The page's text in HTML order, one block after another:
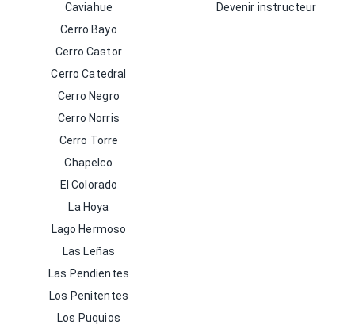
Caviahue
Cerro Bayo
Cerro Castor
Cerro Catedral
Cerro Negro
Cerro Norris
Cerro Torre
Chapelco
El Colorado
La Hoya
Lago Hermoso
Las Leñas
Las Pendientes
Los Penitentes
Los Puquios
Devenir instructeur